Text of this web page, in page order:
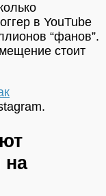
в YouTube
“фанов”.
стоит
на